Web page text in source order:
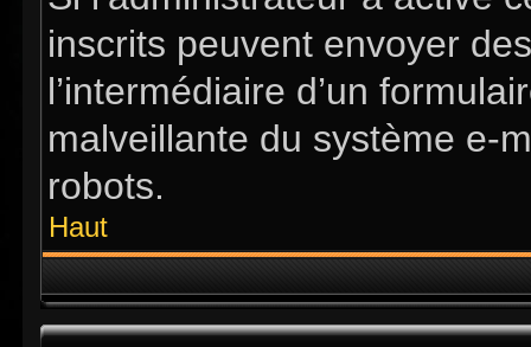
inscrits peuvent envoyer
l’intermédiaire d’un
malveillante du système e-
robots.
Haut